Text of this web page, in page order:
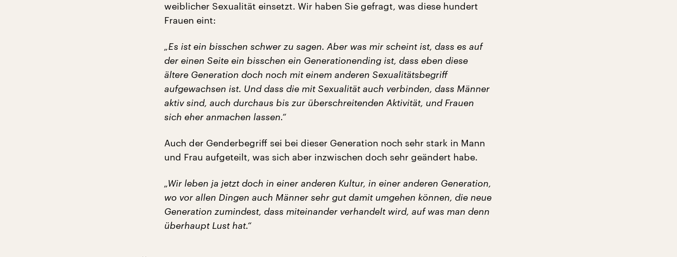
weiblicher Sexualität einsetzt. Wir haben Sie gefragt, was diese hundert
Frauen eint:
„Es ist ein bisschen schwer zu sagen. Aber was mir scheint ist, dass es auf
der einen Seite ein bisschen ein Generationending ist, dass eben diese
ältere Generation doch noch mit einem anderen Sexualitätsbegriff
aufgewachsen ist. Und dass die mit Sexualität auch verbinden, dass Männer
aktiv sind, auch durchaus bis zur überschreitenden Aktivität, und Frauen
sich eher anmachen lassen.“
Auch der Genderbegriff sei bei dieser Generation noch sehr stark in Mann
und Frau aufgeteilt, was sich aber inzwischen doch sehr geändert habe.
„Wir leben ja jetzt doch in einer anderen Kultur, in einer anderen Generation,
wo vor allen Dingen auch Männer sehr gut damit umgehen können, die neue
Generation zumindest, dass miteinander verhandelt wird, auf was man denn
überhaupt Lust hat.“